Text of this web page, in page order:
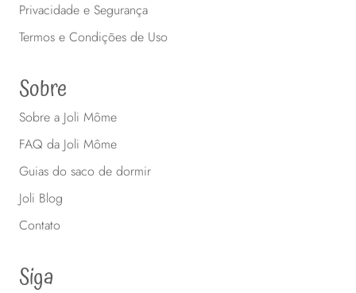
Privacidade e Segurança
Termos e Condições de Uso
Sobre
Sobre a Joli Môme
FAQ da Joli Môme
Guias do saco de dormir
Joli Blog
Contato
Siga